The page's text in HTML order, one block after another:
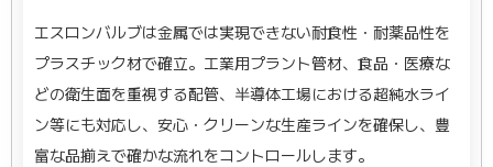
エスロンバルブは金属では実現できない耐食性・耐薬品性を
プラスチック材で確立。工業用プラント管材、食品・医療な
どの衛生面を重視する配管、半導体工場における超純水ライ
ン等にも対応し、安心・クリーンな生産ラインを確保し、豊
富な品揃えで確かな流れをコントロールします。